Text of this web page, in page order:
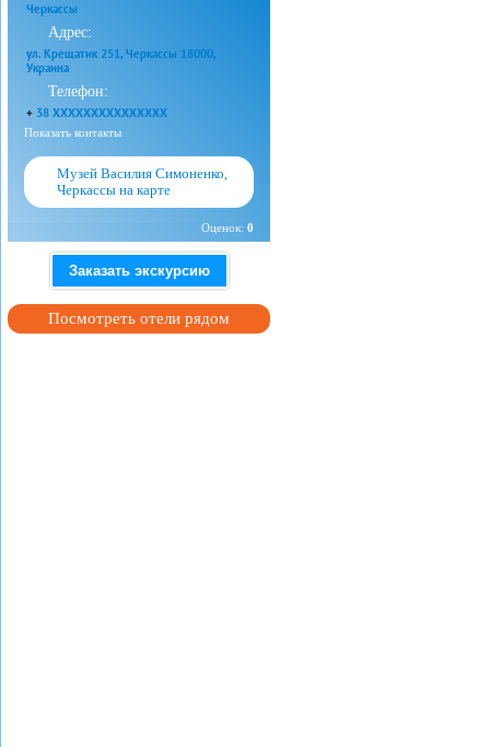
Черкассы
Адрес:
ул. Крещатик 251, Черкассы 18000,
Украина
Телефон:
+ 38 XXXXXXXXXXXXXXX
Показать контакты
Музей Василия Симоненко,
Черкассы на карте
Оценок: 0
Заказать экскурсию
Посмотреть отели рядом